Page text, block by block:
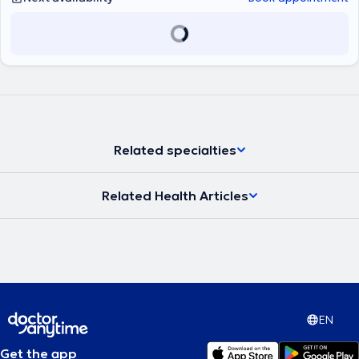
Related specialties
Related Health Articles
EN
Get the app